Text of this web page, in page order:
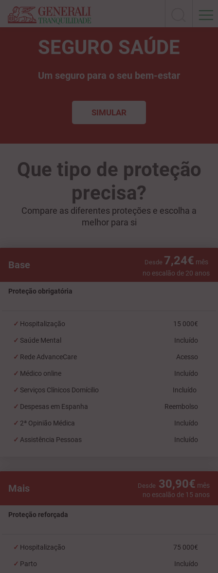
SEGURO SAÚDE
Um seguro para o seu bem-estar
SIMULAR
Que tipo de proteção
precisa?
Compare as diferentes proteções e escolha a
melhor para si
Base Desde 7,24€ mês
no escalão de 20 anos
Proteção obrigatória
Hospitalização 15 000€
Saúde Mental Incluído
Rede AdvanceCare Acesso
Médico online Incluído
Serviços Clínicos Domícilio Incluído
Despesas em Espanha Reembolso
2ª Opinião Médica Incluído
Assistência Pessoas Incluído
Mais Desde 30,90€ mês
no escalão de 15 anos
Proteção reforçada
Hospitalização 75 000€
Parto Incluído